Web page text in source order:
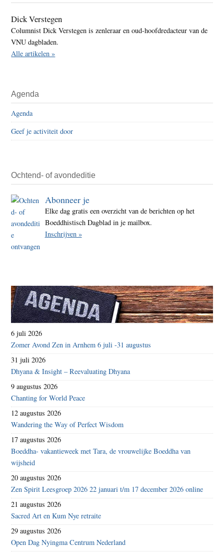
Dick Verstegen
Columnist Dick Verstegen is zenleraar en oud-hoofdredacteur van de
VNU dagbladen.
Alle artikelen »
Agenda
Agenda
Geef je activiteit door
Ochtend- of avondeditie
Abonneer je
Elke dag gratis een overzicht van de berichten op het
Boeddhistisch Dagblad in je mailbox.
Inschrijven »
6 juli 2026
Zomer Avond Zen in Arnhem 6 juli -31 augustus
31 juli 2026
Dhyana & Insight – Reevaluating Dhyana
9 augustus 2026
Chanting for World Peace
12 augustus 2026
Wandering the Way of Perfect Wisdom
17 augustus 2026
Boeddha- vakantieweek met Tara, de vrouwelijke Boeddha van
wijsheid
20 augustus 2026
Zen Spirit Leesgroep 2026 22 januari t/m 17 december 2026 online
21 augustus 2026
Sacred Art en Kum Nye retraite
29 augustus 2026
Open Dag Nyingma Centrum Nederland